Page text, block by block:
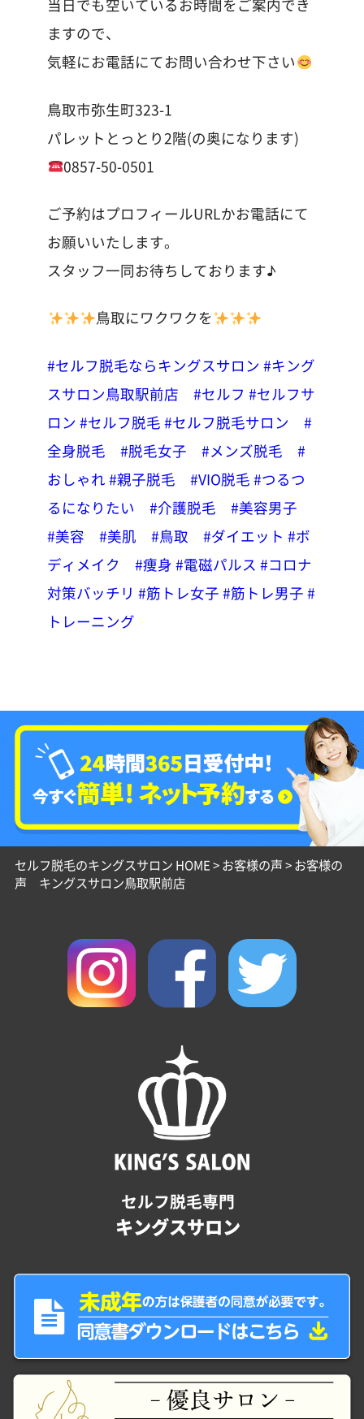
当日でも空いているお時間をご案内でき
ますので、
気軽にお電話にてお問い合わせ下さい
鳥取市弥生町323-1
パレットとっとり2階(の奥になります)
0857-50-0501
ご予約はプロフィールURLかお電話にて
お願いいたします。
スタッフ一同お待ちしております♪
鳥取にワクワクを
#セルフ脱毛ならキングスサロン #キング
スサロン鳥取駅前店
#セルフ #セルフサ
ロン #セルフ脱毛 #セルフ脱毛サロン
#
全身脱毛
#脱毛女子 #メンズ脱毛
#
おしゃれ #親子脱毛 #VIO脱毛 #つるつ
るになりたい
#介護脱毛
#美容男子
#美容
#美肌 #鳥取 #ダイエット #ボ
ディメイク
#痩身 #電磁パルス #コロナ
対策バッチリ #筋トレ女子 #筋トレ男子 #
トレーニング
セルフ脱毛のキングスサロン HOME>お客様の声>お客様の
声 キングスサロン鳥取駅前店
セルフ脱毛専門
キングスサロン